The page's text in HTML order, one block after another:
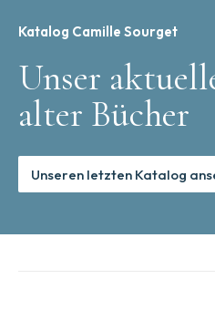
Katalog Camille Sourget
Unser
alter Bücher
Unseren letzten Katalog